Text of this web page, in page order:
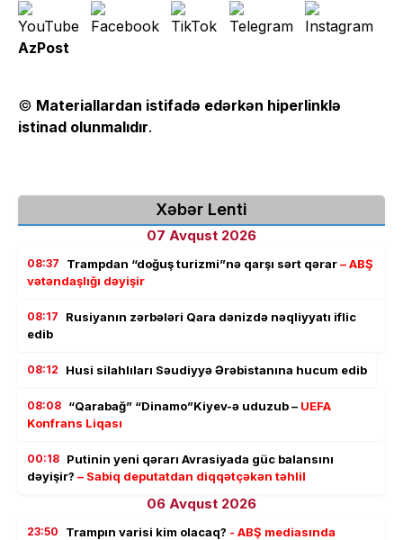
AzPost
© Materiallardan istifadə edərkən hiperlinklə
istinad olunmalıdır.
Xəbər Lenti
07 Avqust 2026
08:37 Trampdan “doğuş turizmi”nə qarşı sərt qərar– ABŞ
vətəndaşlığı dəyişir
08:17
Rusiyanın zərbələri Qara dənizdə nəqliyyatı iflic
edib
08:12 Husi silahlıları Səudiyyə Ərəbistanına hucum edib
08:08 “Qarabağ” “Dinamo”Kiyev-ə uduzub – UEFA
Konfrans Liqası
00:18 Putinin yeni qərarı Avrasiyada güc balansını
dəyişir? – Sabiq deputatdan diqqətçəkən təhlil
06 Avqust 2026
23:50 Trampın varisi kim olacaq? - ABŞ mediasında